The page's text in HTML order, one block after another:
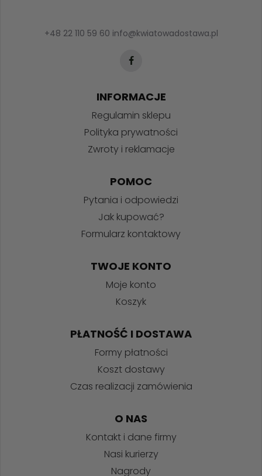
+48 22 110 59 60 info@kwiatowadostawa.pl
INFORMACJE
Regulamin sklepu
Polityka prywatności
Zwroty i reklamacje
POMOC
Pytania i odpowiedzi
Jak kupować?
Formularz kontaktowy
TWOJE KONTO
Moje konto
Koszyk
PŁATNOŚĆ I DOSTAWA
Formy płatności
Koszt dostawy
Czas realizacji zamówienia
O NAS
Kontakt i dane firmy
Nasi kurierzy
Nagrody